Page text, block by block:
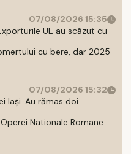
07/08/2026 15:35
UE au scăzut cu
cu bere, dar 2025
07/08/2026 15:32
Iași. Au rămas doi
Nationale Romane